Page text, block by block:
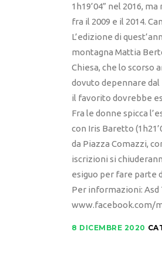
1h19’04” nel 2016,
fra il 2009 e il 2014.
L’edizione di
montagna Mattia
Chiesa, che lo scorso
dovuto depennare
il favorito dovrebbe
Fra le donne spicca
con Iris Baretto
da Piazza Comazzi,
iscrizioni si
esiguo per fare parte
Per informazioni: Asd
www.facebook.com/
8 DICEMBRE 2020